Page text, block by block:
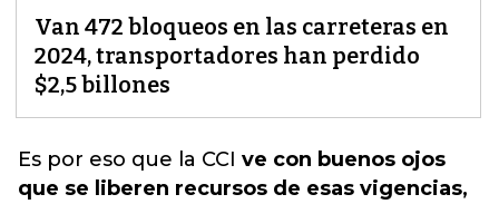
Van 472 bloqueos en las carreteras en
2024, transportadores han perdido
$2,5 billones
Es por eso que la CCI ve con buenos ojos
que se liberen recursos de esas vigencias,